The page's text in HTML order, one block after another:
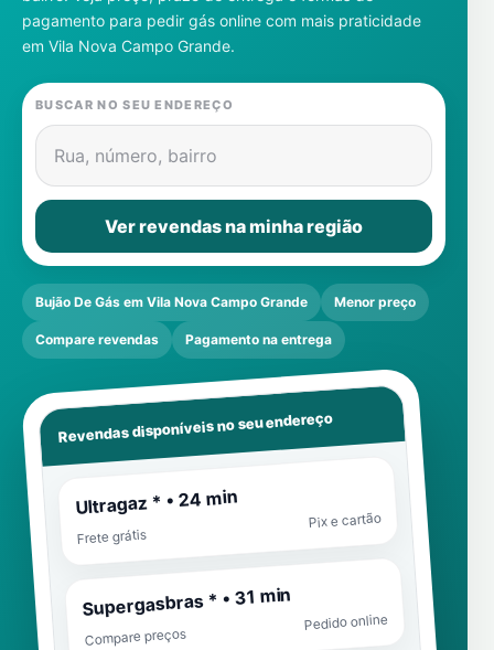
Gás
Contatos
pagamento para pedir gás online com mais praticidade
em Vila Nova Campo Grande.
BUSCAR NO SEU ENDEREÇO
Rua, número, bairro
Ver revendas na minha região
Bujão De Gás em Vila Nova Campo Grande Menor preço
Compare revendas Pagamento na entrega
Revendas disponíveis no seu endereço
Ultragaz * • 24 min
Frete grátis
Pix e cartão
Supergasbras * • 31 min
Compare preços
Pedido online